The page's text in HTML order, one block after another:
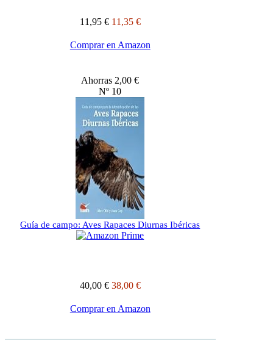
11,95 € 11,35 €
Comprar en Amazon
Ahorras 2,00 €
Nº 10
Guía de campo: Aves Rapaces Diurnas Ibéricas
40,00 € 38,00 €
Comprar en Amazon